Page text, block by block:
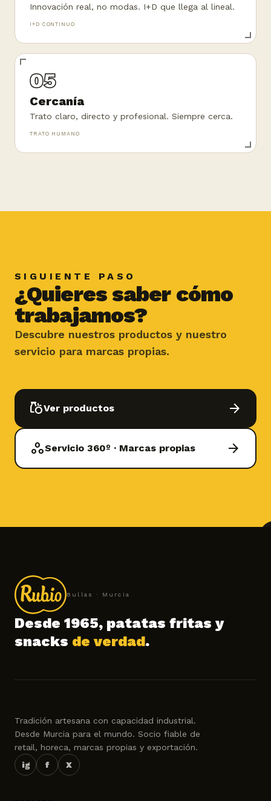
Innovación real, no modas. I+D que llega al lineal.
I+D CONTINUO
05
Cercanía
Trato claro, directo y profesional. Siempre cerca.
TRATO HUMANO
SIGUIENTE PASO
¿Quieres saber cómo
trabajamos?
Descubre nuestros productos y nuestro
servicio para marcas propias.
groceryVer productos arrow_forward
workspacesServicio 360º · Marcas propias arrow_forward
Bullas · Murcia
Desde 1965, patatas fritas y
snacks de verdad.
Tradición artesana con capacidad industrial.
Desde Murcia para el mundo. Socio fiable de
retail, horeca, marcas propias y exportación.
ig
f X